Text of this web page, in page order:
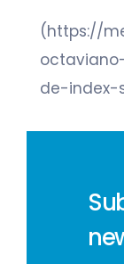
(https://
de-index-